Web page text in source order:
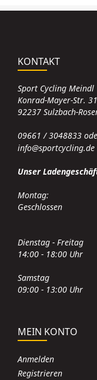
KONTAKT
Sport Cycling Meindl
Konrad-Mayer-Str. 31
92237 Sulzbach-
09661 / 3048833
info@sportcycling.de
Unser
Montag:
Geschlossen
Dienstag - Freitag
14:00 - 18:00 Uhr
Samstag
09:00 - 13:00 Uhr
MEIN KONTO
Anmelden
Registrieren